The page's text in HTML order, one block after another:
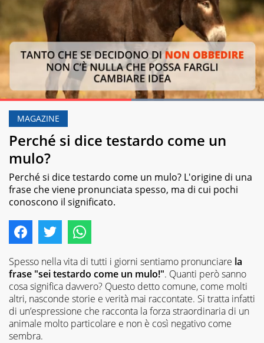
PauseUnmute
Loaded:100.00%
MAGAZINE
Perché si dice testardo come un
mulo?
Perché si dice testardo come un mulo? L'origine di una
frase che viene pronunciata spesso, ma di cui pochi
conoscono il significato.
Spesso nella vita di tutti i giorni sentiamo pronunciare la
frase "sei testardo come un mulo!". Quanti però sanno
cosa significa davvero? Questo detto comune, come molti
altri, nasconde storie e verità mai raccontate. Si tratta infatti
di un’espressione che racconta la forza straordinaria di un
animale molto particolare e non è così negativo come
sembra.